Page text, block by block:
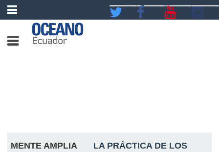
MENTE AMPLIA
LA PRÁCTICA DE LOS